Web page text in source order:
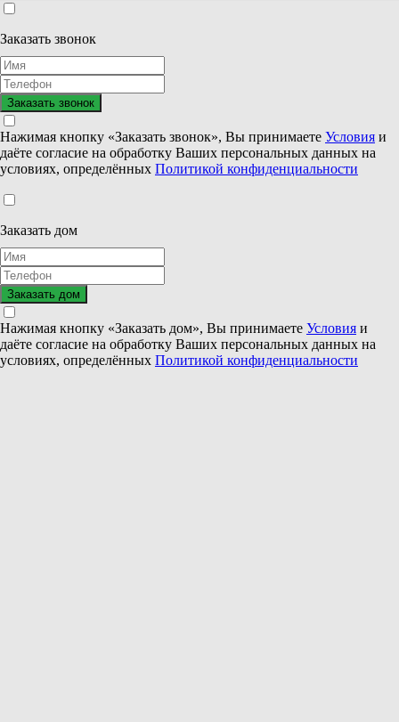
Заказать звонок
Нажимая кнопку «Заказать звонок», Вы принимаете Условия и
даёте согласие на обработку Ваших персональных данных на
условиях, определённых Политикой конфиденциальности
Заказать дом
Нажимая кнопку «Заказать дом», Вы принимаете Условия и
даёте согласие на обработку Ваших персональных данных на
условиях, определённых Политикой конфиденциальности